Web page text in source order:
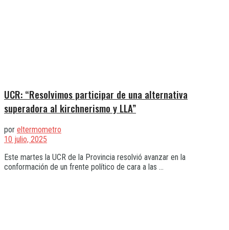
UCR: “Resolvimos participar de una alternativa
superadora al kirchnerismo y LLA”
por eltermometro
10 julio, 2025
Este martes la UCR de la Provincia resolvió avanzar en la
conformación de un frente político de cara a las ...